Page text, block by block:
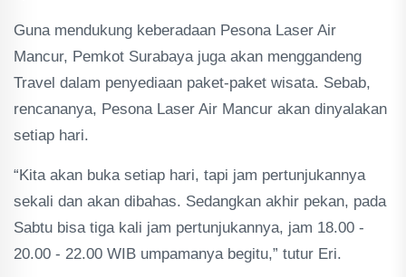
Guna mendukung keberadaan Pesona Laser Air
Mancur, Pemkot Surabaya juga akan menggandeng
Travel dalam penyediaan paket-paket wisata. Sebab,
rencananya, Pesona Laser Air Mancur akan dinyalakan
setiap hari.
“Kita akan buka setiap hari, tapi jam pertunjukannya
sekali dan akan dibahas. Sedangkan akhir pekan, pada
Sabtu bisa tiga kali jam pertunjukannya, jam 18.00 -
20.00 - 22.00 WIB umpamanya begitu,” tutur Eri.